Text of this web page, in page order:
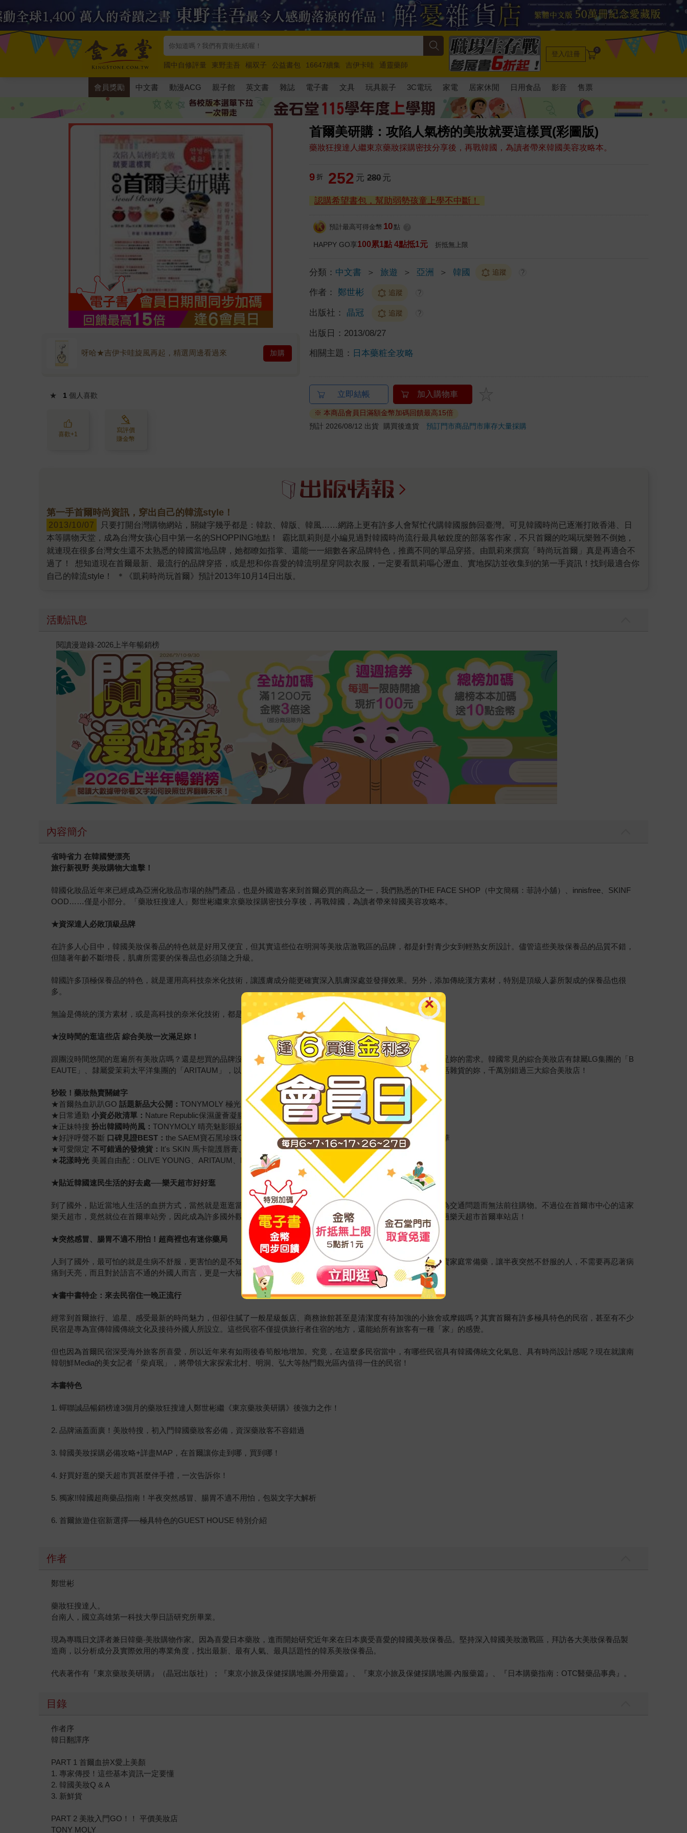
國中自修評量 東野圭吾 楊双子 公益書包 16647續集 吉伊卡哇
通靈藥師
唯紅花綻放
奧德賽 路邊攤新作 馬斯克 玩具總動員5 超慢跑
登入/註冊 0
會員獎勵 中文書 動漫ACG 親子館 英文書 雜誌 電子書 文具 玩具親子 3C電玩 家電 居家休閒 日用食品 影音 售票
首爾美研購：攻陷人氣榜的美妝就要這樣買(彩圖版)
藥妝狂搜達人繼東京藥妝採購密技分享後，再戰韓國，為讀者帶來韓國美容攻略本。
呀哈★吉伊卡哇旋風再起，精選周邊看過來 加購
★ 1 個人喜歡
喜歡+1
寫評價
賺金幣
9 折 252 元 280 元
認購希望書包，幫助弱勢孩童上學不中斷！
預計最高可得金幣 10 點
HAPPY GO享100累1點 4點抵1元 折抵無上限
分類： 中文書 ＞ 旅遊 ＞ 亞洲 ＞ 韓國 追蹤 ?
作者： 鄭世彬 追蹤 ?
出版社： 晶冠 追蹤 ?
出版日： 2013/08/27
相關主題： 日本藥粧全攻略
立即結帳 加入購物車
※ 本商品會員日滿額金幣加碼回饋最高15倍
預計 2026/08/12 出貨
購買後進貨預訂門市商品門市庫存大量採購
第一手首爾時尚資訊，穿出自己的韓流style！
2013/10/07
本等購物天堂，成為台灣女孩心目中第一名的SHOPPING地點！ 霸比凱莉則是小編見過對韓國時尚流行最具敏銳度的部落客作家，不只首爾的吃喝玩樂難不倒她，
就連現在很多台灣女生還不太熟悉的韓國當地品牌，她都瞭如指掌、還能一一細數各家品牌特色，推薦不同的單品穿搭。由凱莉來撰寫「時尚玩首爾」真是再適合不
過了！ 想知道現在首爾最新、最流行的品牌穿搭，或是想和你喜愛的韓流明星穿同款衣服，一定要看凱莉嘔心瀝血、實地探訪並收集到的第一手資訊！找到最適合你
自己的韓流style！ ＊《凱莉時尚玩首爾》預計2013年10月14日出版。
活動訊息
閱讀漫遊錄-2026上半年暢銷榜
內容簡介
省時省力 在韓國變漂亮
旅行新視野 美妝購物大進擊！
韓國化妝品近年來已經成為亞洲化妝品市場的熱門產品，也是外國遊客來到首爾必買的商品之一，我們熟悉的THE FACE SHOP（中文簡稱：菲詩小舖）、innisfree、SKINF
OOD……僅是小部分。「藥妝狂搜達人」鄭世彬繼東京藥妝採購密技分享後，再戰韓國，為讀者帶來韓國美容攻略本。
★資深達人必敗頂級品牌
在許多人心目中，韓國美妝保養品的特色就是好用又便宜，但其實這些位在明洞等美妝店激戰區的品牌，都是針對青少女到輕熟女所設計。儘管這些美妝保養品的品質不錯，
但隨著年齡不斷增長，肌膚所需要的保養品也必須隨之升級。
韓國許多頂極保養品的特色，就是運用高科技奈米化技術，讓護膚成分能更確實深入肌膚深處並發揮效果。另外，添加傳統漢方素材，特別是頂級人蔘所製成的保養品也很
多。
無論是傳統的漢方素材，或是高科技的奈米化技術，都是追求美麗的您一定要試試看的美妝保養品。
★沒時間的逛這些店 綜合美妝一次滿足妳！
跟團沒時間悠閒的逛遍所有美妝店嗎？還是想買的品牌沒有專屬門市呢？這時候只要走一趟綜合美妝店，就一定能滿足妳的需求。韓國常見的綜合美妝店有隸屬LG集團的「B
EAUTE」、隸屬愛茉莉太平洋集團的「ARITAUM」，以及隸屬於CJ集團的「OLIVE YOUNG」。喜歡韓國美妝及生活雜貨的妳，千萬別錯過三大綜合美妝店！
秒殺！藥妝熱賣關鍵字
★首爾熱血趴趴GO話題新品大公開：TONYMOLY 極光膠囊CC霜、Holika Holika頂級黃金魚子醬抗皺修護霜
★日常通勤小資必敗清單： Nature Republic保濕蘆薈凝膠、too cool for school天使護手霜
★正妹特搜扮出韓國時尚風：TONYMOLY 晴亮魅影眼線膠、ETUDE HOUSE 小公主甜心腮紅
★好評呼聲不斷 口碑見證BEST：the SAEM寶石黑珍珠O2有氧泡膜、THE FACE SHOP花漾膠原－XP V煥顏緊緻精華
★可愛限定不可錯過的發燒貨： It's SKIN 馬卡龍護唇膏、BEYOND修復之神動物面膜
★花漾時光 美麗自由配：OLIVE YOUNG、ARITAUM、BEAUTE
★貼近韓國速民生活的好去處──樂天超市好好逛
到了國外，貼近當地人生活的血拼方式，當然就是逛逛當地的超市。一般超市通常座落於郊區，因此外國旅客往往因為交通問題而無法前往購物。不過位在首爾市中心的這家
樂天超市，竟然就位在首爾車站旁，因此成為許多國外觀光客前來血拼的地點。喜歡韓國食材與零食的妳，千萬別錯過樂天超市首爾車站店！
★突然感冒、腸胃不適不用怕！超商裡也有迷你藥局
人到了國外，最可怕的就是生病不舒服，更害怕的是不知道進了藥局怎麼跟藥劑師溝通。現在韓國的部分超商也開始賣家庭常備藥，讓半夜突然不舒服的人，不需要再忍著病
痛到天亮，而且對於語言不通的外國人而言，更是一大福音。
★書中書特企：來去民宿住一晚正流行
經常到首爾旅行、追星、感受最新的時尚魅力，但卻住膩了一般星級飯店、商務旅館甚至是清潔度有待加強的小旅舍或摩鐵嗎？其實首爾有許多極具特色的民宿，甚至有不少
民宿是專為宣傳韓國傳統文化及接待外國人所設立。這些民宿不僅提供旅行者住宿的地方，還能給所有旅客有一種「家」的感覺。
但也因為首爾民宿深受海外旅客所喜愛，所以近年來有如雨後春筍般地增加。究竟，在這麼多民宿當中，有哪些民宿具有韓國傳統文化氣息、具有時尚設計感呢？現在就讓南
韓朝鮮Media的美女記者「柴貞珉」，將帶領大家探索北村、明洞、弘大等熱門觀光區內值得一住的民宿！
本書特色
1. 蟬聯誠品暢銷榜達3個月的藥妝狂搜達人鄭世彬繼《東京藥妝美研購》後強力之作！
2. 品牌涵蓋面廣！美妝特搜，初入門韓國藥妝客必備，資深藥妝客不容錯過
3. 韓國美妝採購必備攻略+詳盡MAP，在首爾讓你走到哪，買到哪！
4. 好買好逛的樂天超市買甚麼伴手禮，一次告訴你！
5. 獨家!!韓國超商藥品指南！半夜突然感冒、腸胃不適不用怕，包裝文字大解析
6. 首爾旅遊住宿新選擇──極具特色的GUEST HOUSE 特別介紹
作者
鄭世彬
藥妝狂搜達人。
台南人，國立高雄第一科技大學日語研究所畢業。
現為專職日文譯者兼日韓藥‧美妝購物作家。因為喜愛日本藥妝，進而開始研究近年來在日本廣受喜愛的韓國美妝保養品。堅持深入韓國美妝激戰區，拜訪各大美妝保養品製
造商，以分析成分及實際效用的專業角度，找出最新、最有人氣、最具話題性的韓系美妝保養品。
代表著作有『東京藥妝美研購』（晶冠出版社）；『東京小旅及保健採購地圖‧外用藥篇』、『東京小旅及保健採購地圖‧內服藥篇』、『日本購藥指南：OTC醫藥品事典』。
目錄
作者序
韓日翻譯序
PART 1 首爾血拚X愛上美顏
1. 專家傳授！這些基本資訊一定要懂
2. 韓國美妝Q & A
3. 新鮮貨
PART 2 美妝入門GO！！ 平價美妝店
TONY MOLY